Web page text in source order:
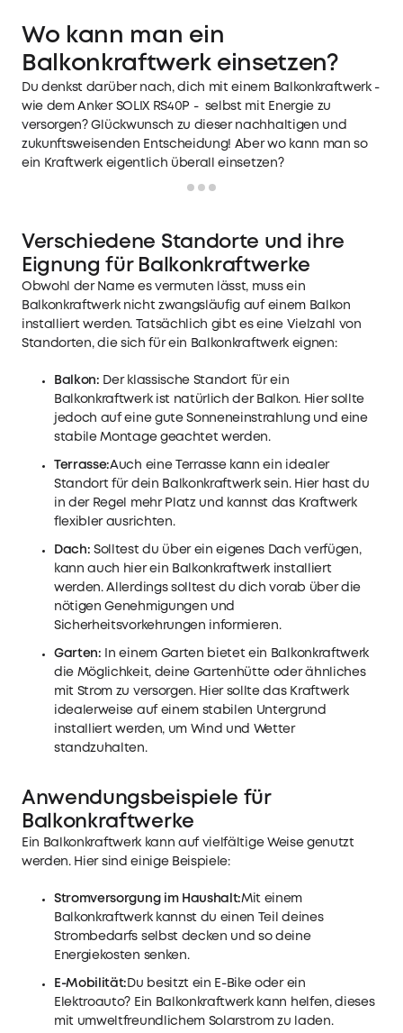
Wo kann man ein
Balkonkraftwerk einsetzen?
Du denkst darüber nach, dich mit einem Balkonkraftwerk -
wie dem Anker SOLIX RS40P - selbst mit Energie zu
versorgen? Glückwunsch zu dieser nachhaltigen und
zukunftsweisenden Entscheidung! Aber wo kann man so
ein Kraftwerk eigentlich überall einsetzen?
Verschiedene Standorte und ihre
Eignung für Balkonkraftwerke
Obwohl der Name es vermuten lässt, muss ein
Balkonkraftwerk nicht zwangsläufig auf einem Balkon
installiert werden. Tatsächlich gibt es eine Vielzahl von
Standorten, die sich für ein Balkonkraftwerk eignen:
Balkon: Der klassische Standort für ein
Balkonkraftwerk ist natürlich der Balkon. Hier sollte
jedoch auf eine gute Sonneneinstrahlung und eine
stabile Montage geachtet werden.
Terrasse:Auch eine Terrasse kann ein idealer
Standort für dein Balkonkraftwerk sein. Hier hast du
in der Regel mehr Platz und kannst das Kraftwerk
flexibler ausrichten.
Dach: Solltest du über ein eigenes Dach verfügen,
kann auch hier ein Balkonkraftwerk installiert
werden. Allerdings solltest du dich vorab über die
nötigen Genehmigungen und
Sicherheitsvorkehrungen informieren.
Garten: In einem Garten bietet ein Balkonkraftwerk
die Möglichkeit, deine Gartenhütte oder ähnliches
mit Strom zu versorgen. Hier sollte das Kraftwerk
idealerweise auf einem stabilen Untergrund
installiert werden, um Wind und Wetter
standzuhalten.
Anwendungsbeispiele für
Balkonkraftwerke
Ein Balkonkraftwerk kann auf vielfältige Weise genutzt
werden. Hier sind einige Beispiele:
Stromversorgung im Haushalt:Mit einem
Balkonkraftwerk kannst du einen Teil deines
Strombedarfs selbst decken und so deine
Energiekosten senken.
E-Mobilität: Du besitzt ein E-Bike oder ein
Elektroauto? Ein Balkonkraftwerk kann helfen, dieses
mit umweltfreundlichem Solarstrom zu laden.